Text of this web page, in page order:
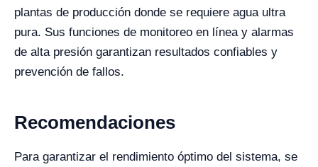
plantas de producción donde se requiere agua ultra
pura. Sus funciones de monitoreo en línea y alarmas
de alta presión garantizan resultados confiables y
prevención de fallos.
Recomendaciones
Para garantizar el rendimiento óptimo del sistema, se